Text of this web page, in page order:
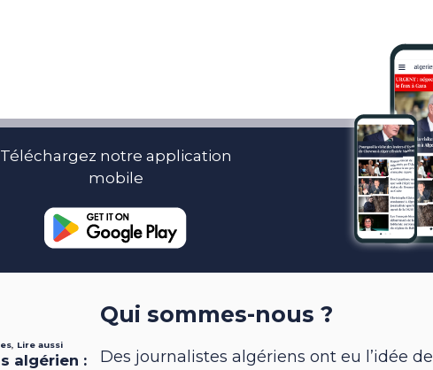
Téléchargez notre application
mobile
Qui sommes-nous ?
Des journalistes algériens ont eu l’idée de